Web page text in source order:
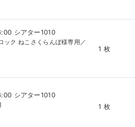
シアター1010
ック ねこさくらんぼ様専用／
1 枚
シアター1010
1 枚